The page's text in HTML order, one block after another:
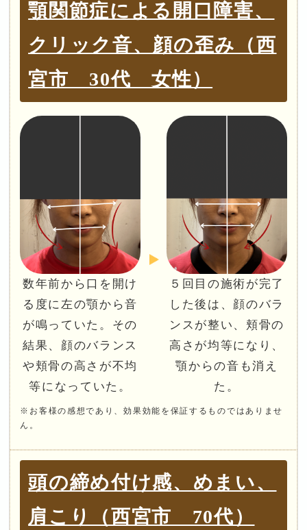
顎関節症による開口障害、
クリック音、顔の歪み（西
宮市 30代 女性）
数年前から口を開け
る度に左の顎から音
が鳴っていた。その
結果、顔のバランス
や頬骨の高さが不均
等になっていた。
５回目の施術が完了
した後は、顔のバラ
ンスが整い、頬骨の
高さが均等になり、
顎からの音も消え
た。
※お客様の感想であり、効果効能を保証するものではありませ
ん。
頭の締め付け感、めまい、
肩こり（西宮市 70代）